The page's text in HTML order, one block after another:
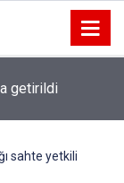
getirildi
sahte yetkili